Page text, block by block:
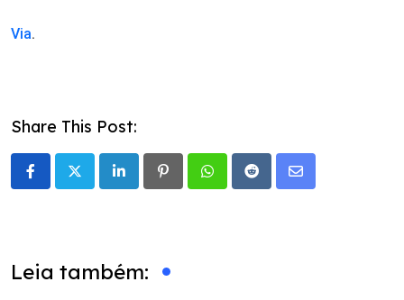
Via.
Share This Post:
LinkedIn PinterestWhatsappRedditShare
Leia também: